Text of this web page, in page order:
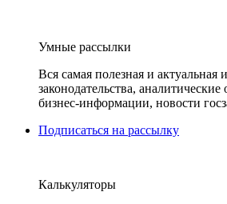
Умные рассылки
Вся самая полезная и
законодательства,
бизнес-информации, новости
Подписаться на рассылку
Калькуляторы